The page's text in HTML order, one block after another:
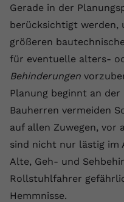
Gerade in der
berücksichtigt werden,
größeren
für eventuelle alters-
Behinderungen
Planung beginnt an
Bauherren vermeiden
auf allen Zuwegen, vor
sind nicht nur lästig im
Alte, Geh- und
Rollstuhlfahrer
Hemmnisse.
Laufzeit 2 Jahre
Zweck
Anbieter